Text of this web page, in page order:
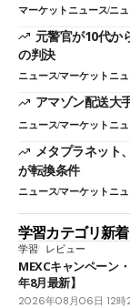
マーケットニュースニ
元警官が10代か
の判決
ニュースマーケットニ
アマゾン配送大
ニュースマーケットニ
メタプラネット
が転換条件
ニュースマーケットニ
学習カテゴリ新着
学習 レビュー
MEXCキャンペーン
年8月最新】
2026年08月06日 12時